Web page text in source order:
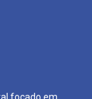
focado em